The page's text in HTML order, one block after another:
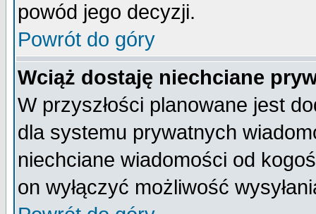
powód jego decyzji.
Powrót do góry
Wciąż dostaję niechciane
W przyszłości planowane jest
dla systemu prywatnych
niechciane wiadomości od
on wyłączyć możliwość